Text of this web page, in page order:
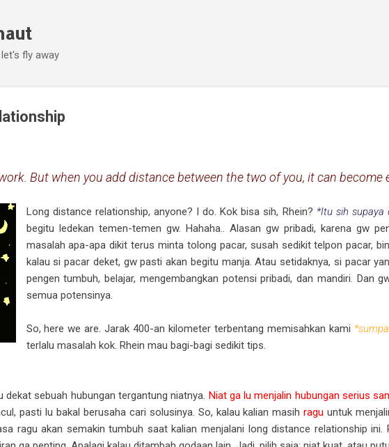
fly away
But when you add distance between the two of you, it can become
Long distance relationship, anyone? I do. Kok bisa sih, Rhein? *Itu sih supaya
begitu ledekan temen-temen gw. Hahaha.. Alasan gw pribadi, karena gw
masalah apa-apa dikit terus minta tolong pacar, susah sedikit telpon pacar,
kalau si pacar deket, gw pasti akan begitu manja. Atau setidaknya, si pacar
pengen tumbuh, belajar, mengembangkan potensi pribadi, dan mandiri. Dan
semua potensinya.
So, here we are. Jarak 400-an kilometer terbentang memisahkan kami
terlalu masalah kok. Rhein mau bagi-bagi sedikit tips.
dekat sebuah hubungan tergantung niatnya. Niat ga lu menjalin hubungan serius
pasti lu bakal berusaha cari solusinya. So, kalau kalian masihraguuntuk
ragu akan semakin tumbuh saat kalian menjalani long distance relationship